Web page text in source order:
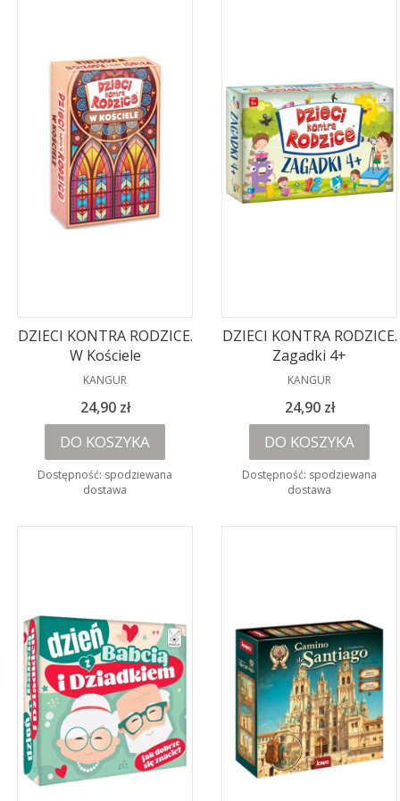
DZIECI KONTRA RODZICE.
W Kościele
PRODUCENT
KANGUR
Cena
24,90 zł
DO KOSZYKA
Dostępność: spodziewana
dostawa
DZIECI KONTRA RODZICE.
Zagadki 4+
PRODUCENT
KANGUR
Cena
24,90 zł
DO KOSZYKA
Dostępność: spodziewana
dostawa